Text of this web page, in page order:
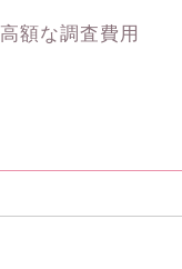
額な調査費用